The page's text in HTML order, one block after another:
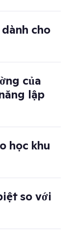
cho
của
lập
học khu
so với